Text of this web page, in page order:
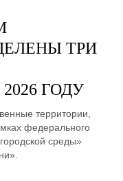
ТРИ
ГОДУ
территории,
федерального
среды»